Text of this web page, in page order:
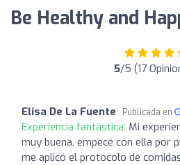
Be Healthy and
5/5 (17
Elisa De La Fuente Publicada en
Experiencia fantástica: Mi
muy buena, empecé con ella por
me aplicó el protocolo de